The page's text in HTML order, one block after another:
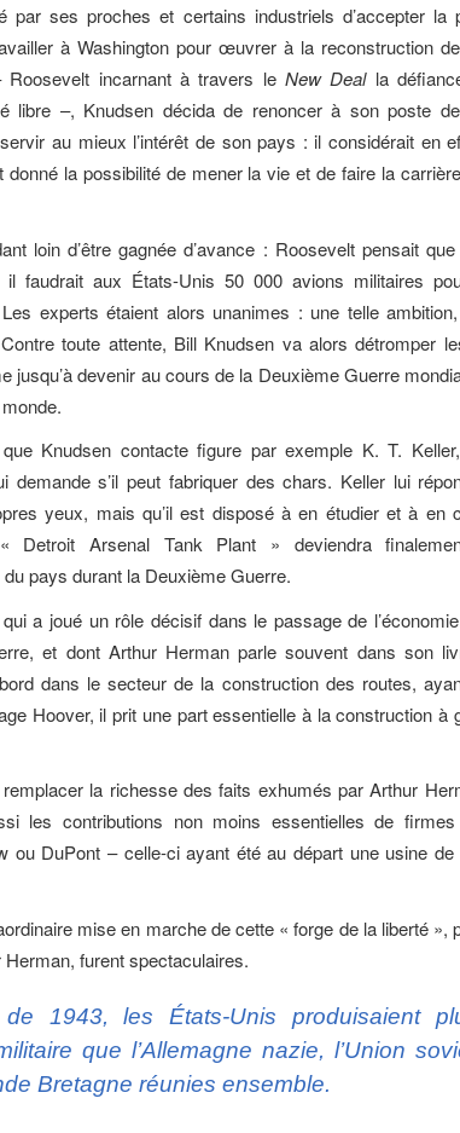
par ses proches et certains industriels d’accepter la
à Washington pour œuvrer à la reconstruction
Roosevelt incarnant à travers le New Dealla
libre –, Knudsen décida de renoncer à son poste
au mieux l’intérêt de son pays : il considérait en
donné la possibilité de mener la vie et de faire la
loin d’être gagnée d’avance : Roosevelt pensait
il faudrait aux États-Unis 50 000 avions militaires
experts étaient alors unanimes : une telle
toute attente, Bill Knudsen va alors détromper
jusqu’à devenir au cours de la Deuxième Guerre
Knudsen contacte figure par exemple K. T.
demande s’il peut fabriquer des chars. Keller lui
yeux, mais qu’il est disposé à en étudier et à en
Detroit Arsenal Tank Plant » deviendra
pays durant la Deuxième Guerre.
a joué un rôle décisif dans le passage de
et dont Arthur Herman parle souvent dans son
dans le secteur de la construction des routes,
Hoover, il prit une part essentielle à la construction à
la richesse des faits exhumés par Arthur
les contributions non moins essentielles de firmes
ou DuPont – celle-ci ayant été au départ une usine de
mise en marche de cette « forge de la liberté »,
Herman, furent spectaculaires.
1943, les États-Unis produisaient
que l’Allemagne nazie, l’Union
Bretagne réunies ensemble.